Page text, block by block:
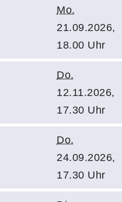
Mo.
21.09.2026,
18.00 Uhr
Do.
12.11.2026,
17.30 Uhr
Do.
24.09.2026,
17.30 Uhr